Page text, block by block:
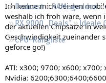
Podcast RAMageddon
RX 9000 „Deals“
Ideale
CPU-Rangliste
Ich kenne mich bei den
weshalb ich froh wäre, wenn
der aktuellen Chipsätze in
Geschwindigkeit zueinander
geforce go!)
ATI: x300; 9700; x600; x700;
Nvidia: